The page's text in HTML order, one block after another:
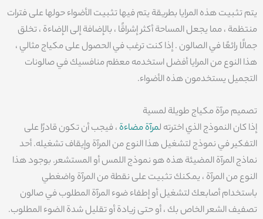
يتم تثبيت هذه المرايا بطريقة يتم فيها تثبيت الأضواء حولها على فترات
منتظمة ، مما يجعل المساحة أكثر إشراقًا ، بالإضافة إلى الإضاءة ، تخلق
جمالًا رائعًا في الصالون . إذا كنت ترغب في الحصول على مكياج مثالي ،
هذا النوع من المرايا أفضل استخدمه معظم منافسيك في صالونات
التجميل يستخدمون هذه الأضواء.
تصميم مرآة مكياج طويلة لمسية
إذا كان النموذج الذي اخترته لمرآة مضاءة، فيجب أن تكون قادرًا على
التفكير في نموذج لتشغيل هذا النوع من المرآة وإيقاف تشغيله. أحد
نماذج المرآة المضيئة هذه هو نموذج اللمس أو المستشعر. بوجود هذا
النوع من المرآة ، يمكنك تثبيت على نقطة من المرآة واضغطي
باستخدام أصابعك لتشغيل أو إطفاء ضوء المرآة المطلوب في صالون
تصفيف الشعر الخاص بك ، أو حتى زيادة أو تقليل شدة الضوء المطلوب.